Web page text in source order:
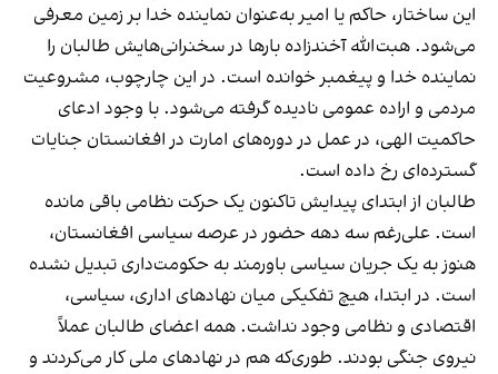
این ساختار، حاکم یا امیر به‌عنوان نماینده خدا بر زمین معرفی
می‌شود. هبت‌الله آخندزاده بارها در سخنرانی‌هایش طالبان را
نماینده خدا و پیغمبر خوانده است. در این چارچوب، مشروعیت
مردمی و اراده عمومی نادیده گرفته می‌شود. با وجود ادعای
حاکمیت الهی، در عمل در دوره‌های امارت در افغانستان جنایات
گسترده‌ای رخ داده است.
طالبان از ابتدای پیدایش تاکنون یک حرکت نظامی باقی مانده
است. علی‌رغم سه دهه حضور در عرصه سیاسی افغانستان،
هنوز به یک جریان سیاسی باورمند به حکومت‌داری تبدیل نشده
است. در ابتدا، هیچ تفکیکی میان نهادهای اداری، سیاسی،
اقتصادی و نظامی وجود نداشت. همه اعضای طالبان عملاً
نیروی جنگی بودند. طوری‌که هم در نهادهای ملی کار می‌کردند و